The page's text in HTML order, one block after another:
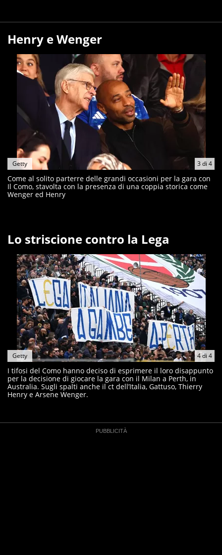
Henry e Wenger
3di 4
Getty
Come al solito parterre delle grandi occasioni per la gara con
Il Como, stavolta con la presenza di una coppia storica come
Wenger ed Henry
Lo striscione contro la Lega
4di 4
Getty
I tifosi del Como hanno deciso di esprimere il loro disappunto
per la decisione di giocare la gara con il Milan a Perth, in
Australia. Sugli spalti anche il ct dell’Italia, Gattuso, Thierry
Henry e Arsene Wenger.